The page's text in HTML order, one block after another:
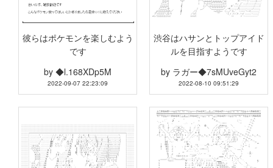
彼らはポケモンを楽しむよう
です
by ◆l.168XDp5M
2022-09-07 22:23:09
渋谷はハサンとトップアイド
ルを目指すようです
by ラガー◆7sMUveGyt2
2022-08-10 09:51:29